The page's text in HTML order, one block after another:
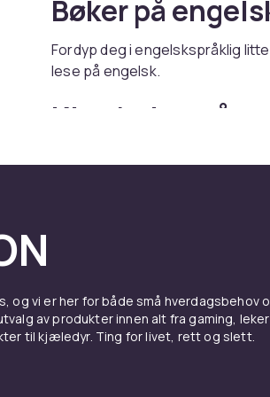
Bøker på
Fordyp deg i engelskspråklig
lese på engelsk.
Kjøp bøker på
og vi er her for både små hverdagsbehov
av produkter innen alt fra gaming,
til kjæledyr. Ting for livet, rett og slett.